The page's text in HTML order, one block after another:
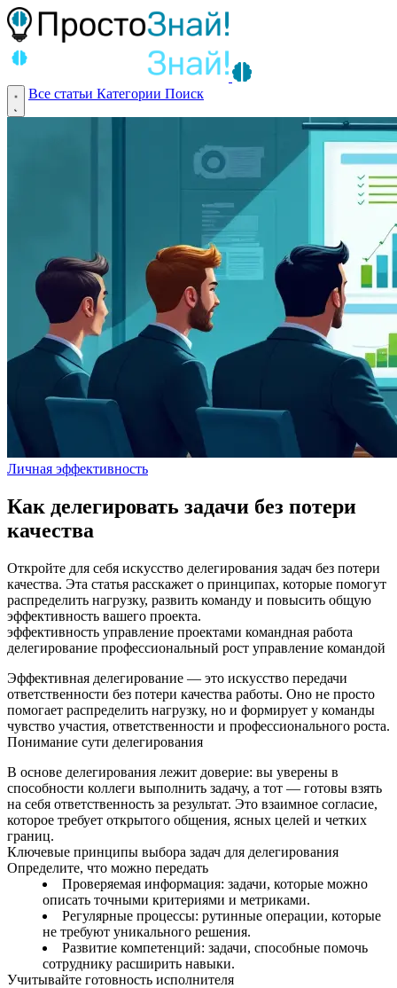
Все статьи Категории Поиск
Личная эффективность
Как делегировать задачи без потери
качества
Откройте для себя искусство делегирования задач без потери
качества. Эта статья расскажет о принципах, которые помогут
распределить нагрузку, развить команду и повысить общую
эффективность вашего проекта.
эффективность управление проектами командная работа
делегирование профессиональный рост управление командой
Эффективная делегирование — это искусство передачи
ответственности без потери качества работы. Оно не просто
помогает распределить нагрузку, но и формирует у команды
чувство участия, ответственности и профессионального роста.
Понимание сути делегирования
В основе делегирования лежит доверие: вы уверены в
способности коллеги выполнить задачу, а тот — готовы взять
на себя ответственность за результат. Это взаимное согласие,
которое требует открытого общения, ясных целей и четких
границ.
Ключевые принципы выбора задач для делегирования
Определите, что можно передать
Проверяемая информация: задачи, которые можно
описать точными критериями и метриками.
Регулярные процессы: рутинные операции, которые
не требуют уникального решения.
Развитие компетенций: задачи, способные помочь
сотруднику расширить навыки.
Учитывайте готовность исполнителя